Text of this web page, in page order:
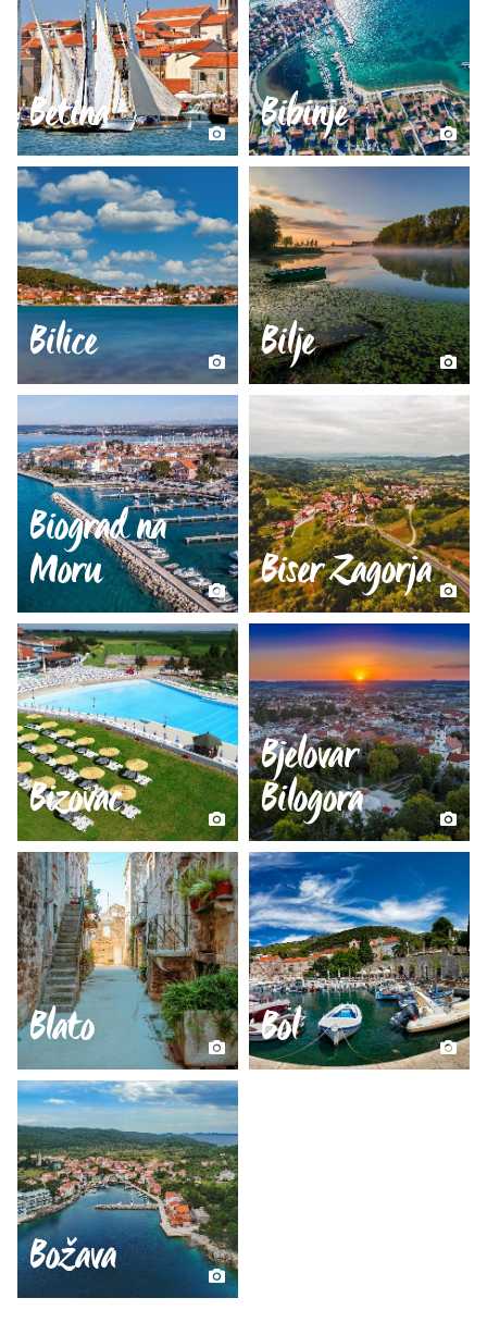
Betina Bibinje
Bilice Bilje
Biograd na
Moru Biser Zagorja
Bizovac
Bjelovar
Bilogora
Blato Bol
Božava